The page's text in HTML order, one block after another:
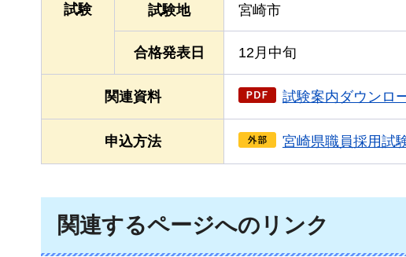
試験
試験地 宮崎市
合格発表日 12月中旬
関連資料 試験案内ダウンロ
申込方法 宮崎県職員採用試
関連するページへのリンク